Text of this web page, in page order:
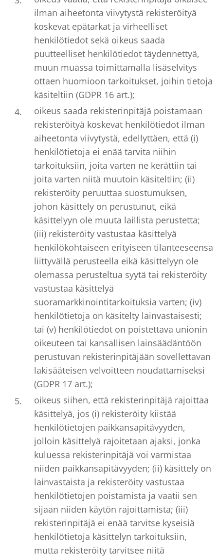
ilman aiheetonta viivytystä rekisteröityä
koskevat epätarkat ja virheelliset
henkilötiedot sekä oikeus saada
puutteelliset henkilötiedot täydennettyä,
muun muassa toimittamalla lisäselvitys
ottaen huomioon tarkoitukset, joihin tietoja
käsiteltiin (GDPR 16 art.);
oikeus saada rekisterinpitäjä poistamaan
rekisteröityä koskevat henkilötiedot ilman
aiheetonta viivytystä, edellyttäen, että (i)
henkilötietoja ei enää tarvita niihin
tarkoituksiin, joita varten ne kerättiin tai
joita varten niitä muutoin käsiteltiin; (ii)
rekisteröity peruuttaa suostumuksen,
johon käsittely on perustunut, eikä
käsittelyyn ole muuta laillista perustetta;
(iii) rekisteröity vastustaa käsittelyä
henkilökohtaiseen erityiseen tilanteeseensa
liittyvällä perusteella eikä käsittelyyn ole
olemassa perusteltua syytä tai rekisteröity
vastustaa käsittelyä
suoramarkkinointitarkoituksia varten; (iv)
henkilötietoja on käsitelty lainvastaisesti;
tai (v) henkilötiedot on poistettava unionin
oikeuteen tai kansallisen lainsäädäntöön
perustuvan rekisterinpitäjään sovellettavan
lakisääteisen velvoitteen noudattamiseksi
(GDPR 17 art.);
oikeus siihen, että rekisterinpitäjä rajoittaa
käsittelyä, jos (i) rekisteröity kiistää
henkilötietojen paikkansapitävyyden,
jolloin käsittelyä rajoitetaan ajaksi, jonka
kuluessa rekisterinpitäjä voi varmistaa
niiden paikkansapitävyyden; (ii) käsittely on
lainvastaista ja rekisteröity vastustaa
henkilötietojen poistamista ja vaatii sen
sijaan niiden käytön rajoittamista; (iii)
rekisterinpitäjä ei enää tarvitse kyseisiä
henkilötietoja käsittelyn tarkoituksiin,
mutta rekisteröity tarvitsee niitä